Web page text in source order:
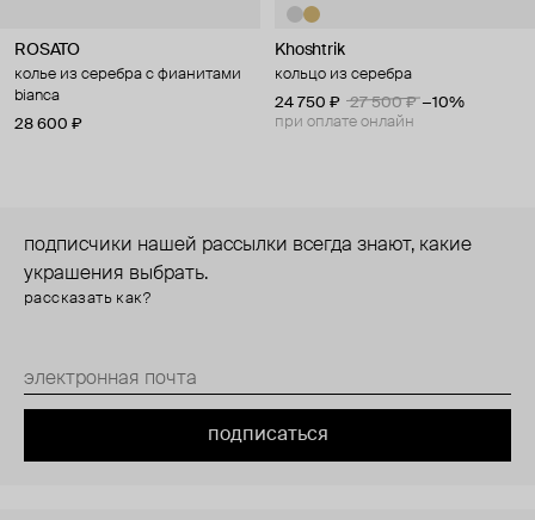
ROSATO
колье из серебра с фианитами
bianca
28 600 ₽
Khoshtrik
кольцо из серебра
24 750 ₽
27 500 ₽ −10%
при оплате онлайн
подписчики нашей рассылки всегда знают, какие
украшения выбрать.
рассказать как?
подписаться